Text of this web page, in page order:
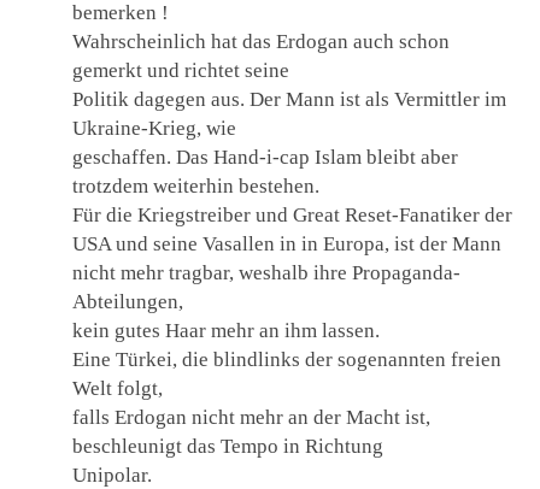
bemerken !
Wahrscheinlich hat das Erdogan auch schon
gemerkt und richtet seine
Politik dagegen aus. Der Mann ist als Vermittler im
Ukraine-Krieg, wie
geschaffen. Das Hand-i-cap Islam bleibt aber
trotzdem weiterhin bestehen.
Für die Kriegstreiber und Great Reset-Fanatiker der
USA und seine Vasallen in in Europa, ist der Mann
nicht mehr tragbar, weshalb ihre Propaganda-
Abteilungen,
kein gutes Haar mehr an ihm lassen.
Eine Türkei, die blindlinks der sogenannten freien
Welt folgt,
falls Erdogan nicht mehr an der Macht ist,
beschleunigt das Tempo in Richtung
Unipolar.